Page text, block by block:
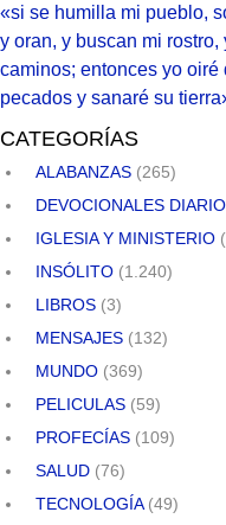
«si se humilla mi pueblo,
y oran, y buscan mi
caminos; entonces yo
pecados y sanaré su
CATEGORÍAS
ALABANZAS (265)
DEVOCIONALES
IGLESIA Y MINISTERIO
INSÓLITO (1.240)
LIBROS (3)
MENSAJES (132)
MUNDO (369)
PELICULAS (59)
PROFECÍAS (109)
SALUD (76)
TECNOLOGÍA(49)